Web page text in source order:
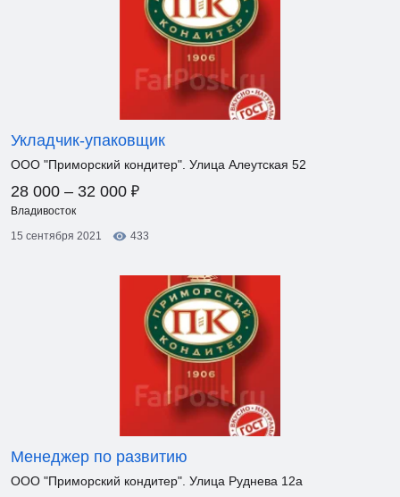
Укладчик-упаковщик
ООО "Приморский кондитер". Улица Алеутская 52
28 000 – 32 000 ₽
Владивосток
15 сентября 2021
433
Менеджер по развитию
ООО "Приморский кондитер". Улица Руднева 12а